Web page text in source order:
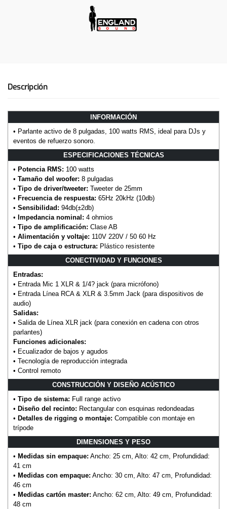
Descripción
INFORMACIÓN
• Parlante activo de 8 pulgadas, 100 watts RMS, ideal para DJs y
eventos de refuerzo sonoro.
ESPECIFICACIONES TÉCNICAS
• Potencia RMS: 100 watts
• Tamaño del woofer: 8 pulgadas
• Tipo de driver/tweeter: Tweeter de 25mm
• Frecuencia de respuesta: 65Hz 20kHz (10db)
• Sensibilidad: 94db(±2db)
• Impedancia nominal: 4 ohmios
• Tipo de amplificación: Clase AB
• Alimentación y voltaje: 110V 220V / 50 60 Hz
• Tipo de caja o estructura: Plástico resistente
CONECTIVIDAD Y FUNCIONES
Entradas:
• Entrada Mic 1 XLR & 1/4? jack (para micrófono)
• Entrada Línea RCA & XLR & 3.5mm Jack (para dispositivos de
audio)
Salidas:
• Salida de Línea XLR jack (para conexión en cadena con otros
parlantes)
Funciones adicionales:
• Ecualizador de bajos y agudos
• Tecnología de reproducción integrada
• Control remoto
CONSTRUCCIÓN Y DISEÑO ACÚSTICO
• Tipo de sistema: Full range activo
• Diseño del recinto: Rectangular con esquinas redondeadas
• Detalles de rigging o montaje: Compatible con montaje en
trípode
DIMENSIONES Y PESO
• Medidas sin empaque: Ancho: 25 cm, Alto: 42 cm, Profundidad:
41 cm
• Medidas con empaque: Ancho: 30 cm, Alto: 47 cm, Profundidad:
46 cm
• Medidas cartón master: Ancho: 62 cm, Alto: 49 cm, Profundidad:
48 cm